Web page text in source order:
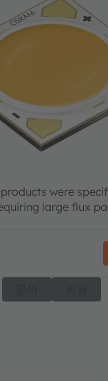
were
large flux